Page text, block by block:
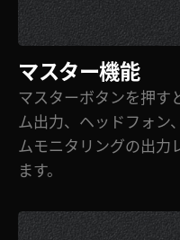
マスター機能
マスターボタンを押す
ム出力、ヘッドフォン
ムモニタリングの出力
ます。